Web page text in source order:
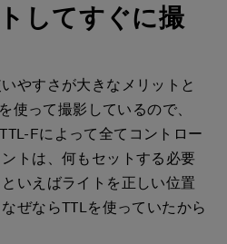
してすぐに撮
やすさが大きなメリットと
使って撮影しているので、
Fによって全てコントロー
トは、何もセットする必要
いえばライトを正しい位置
ぜならTTLを使っていたから